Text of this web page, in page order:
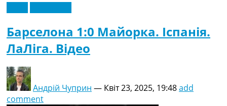
Барселона 1:0 Майорка. Іспанія.
ЛаЛіга. Відео
Андрій Чуприн — Квіт 23, 2025, 19:48add
comment